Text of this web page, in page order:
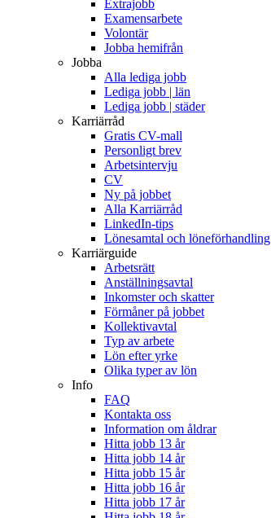
Extrajobb
Examensarbete
Volontär
Jobba hemifrån
Jobba
Alla lediga jobb
Lediga jobb | län
Lediga jobb | städer
Karriärråd
Gratis CV-mall
Personligt brev
Arbetsintervju
CV
Ny på jobbet
Alla Karriärråd
LinkedIn-tips
Lönesamtal och löneförhandling
Karriärguide
Arbetsrätt
Anställningsavtal
Inkomster och skatter
Förmåner på jobbet
Kollektivavtal
Typ av arbete
Lön efter yrke
Olika typer av lön
Info
FAQ
Kontakta oss
Information om åldrar
Hitta jobb 13 år
Hitta jobb 14 år
Hitta jobb 15 år
Hitta jobb 16 år
Hitta jobb 17 år